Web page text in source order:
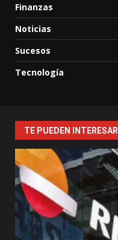
Finanzas
Noticias
Sucesos
Tecnología
TE PUEDEN INTERESAR